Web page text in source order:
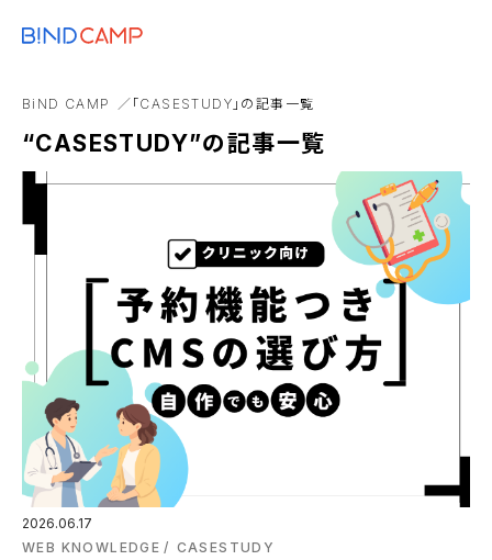
Webアプリ
Web制作事業者
BiND CAMP 「CASESTUDY」の記事一覧
“CASESTUDY”の記事一覧
2026.06.17
WEB KNOWLEDGE
CASESTUDY